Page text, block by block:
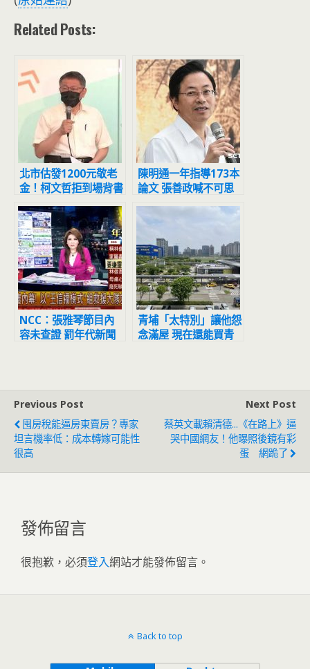
Related Posts:
北市估發1200元敬老
金！柯文哲拒到場背書
黃珊珊代打
陳明通一年指導173本
論文 張善政喊不可思
議：天文數字
NCC：張雅琴節目內
容未查證 罰年代新聞
青埔「太特別」讓他怨
念滿屋 現在還能買青
Previous Post
囤房稅能逼房東賣房？專家
坦言機率低：成本轉嫁可能性
很高
Next Post
蔡英文載賴清德...《在路上》逼
哭中國網友！他曝照後鏡有彩
蛋 網跪了
發佈留言
很抱歉，必須登入網站才能發佈留言。
Back to top